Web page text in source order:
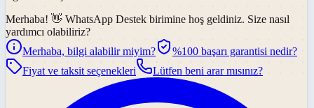
Merhaba! 👋 WhatsApp Destek birimine hoş geldiniz. Size nasıl
yardımcı olabiliriz?
Merhaba, bilgi alabilir miyim?
%100 başarı garantisi nedir?
Fiyat ve taksit seçenekleri
Lütfen beni arar mısınız?